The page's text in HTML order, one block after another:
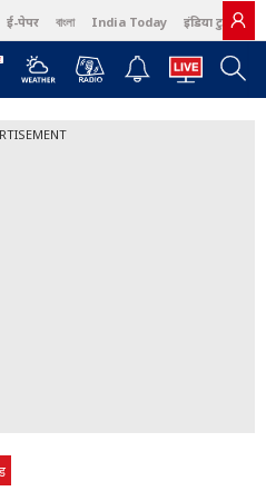
ई-पेपर বাংলা India Today इंडिया टुडे हिंदी